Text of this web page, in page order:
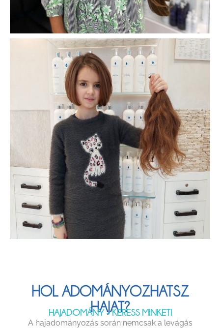
HOL ADOMÁNYOZHATSZ
HAJAT?
HAJADOMÁNY - KERESS MINKET!
A hajadományozás során nemcsak a levágás